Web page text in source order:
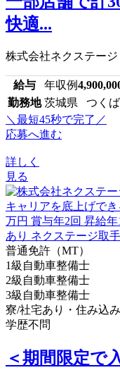
快適...
株式会社ネクステージ
給与 年収例
勤務地 茨城県 つく
＼最短45秒で完了／
応募へ進む
詳しく
見る
普通免許（MT）
1級自動車整備士
2級自動車整備士
3級自動車整備士
寮/社宅あり・住み込み
学歴不問
＜期間限定で